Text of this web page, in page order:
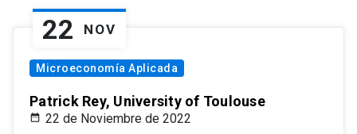
22 NOV
Microeconomía Aplicada
Patrick Rey, University of Toulouse
22 de Noviembre de 2022